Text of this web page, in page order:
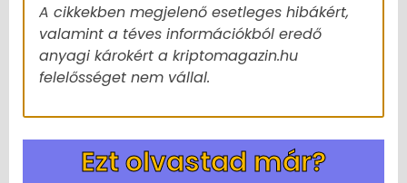
A cikkekben megjelenő esetleges hibákért,
valamint a téves információkból eredő
anyagi károkért a kriptomagazin.hu
felelősséget nem vállal.
Ezt olvastad már?